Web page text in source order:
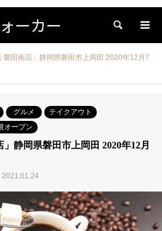
ーカー 検索
磐田南店」静岡県磐田市上岡田 2020年12月7
グルメ
テイクアウト
オープン
」静岡県磐田市上岡田 2020年12月
2021.01.24